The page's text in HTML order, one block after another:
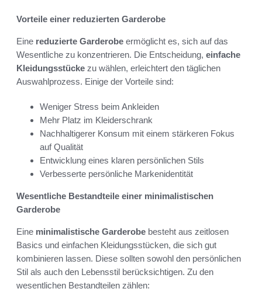
Vorteile einer reduzierten Garderobe
Eine reduzierte Garderobe ermöglicht es, sich auf das
Wesentliche zu konzentrieren. Die Entscheidung, einfache
Kleidungsstücke zu wählen, erleichtert den täglichen
Auswahlprozess. Einige der Vorteile sind:
Weniger Stress beim Ankleiden
Mehr Platz im Kleiderschrank
Nachhaltigerer Konsum mit einem stärkeren Fokus
auf Qualität
Entwicklung eines klaren persönlichen Stils
Verbesserte persönliche Markenidentität
Wesentliche Bestandteile einer minimalistischen
Garderobe
Eine minimalistische Garderobe besteht aus zeitlosen
Basics und einfachen Kleidungsstücken, die sich gut
kombinieren lassen. Diese sollten sowohl den persönlichen
Stil als auch den Lebensstil berücksichtigen. Zu den
wesentlichen Bestandteilen zählen: